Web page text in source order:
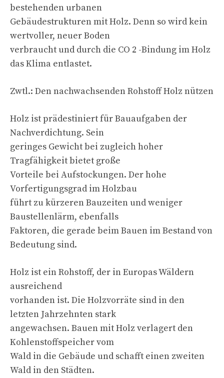
bestehenden urbanen
Gebäudestrukturen mit Holz. Denn so wird kein
wertvoller, neuer Boden
verbraucht und durch die CO 2 -Bindung im Holz
das Klima entlastet.
Zwtl.: Den nachwachsenden Rohstoff Holz nützen
Holz ist prädestiniert für Bauaufgaben der
Nachverdichtung. Sein
geringes Gewicht bei zugleich hoher
Tragfähigkeit bietet große
Vorteile bei Aufstockungen. Der hohe
Vorfertigungsgrad im Holzbau
führt zu kürzeren Bauzeiten und weniger
Baustellenlärm, ebenfalls
Faktoren, die gerade beim Bauen im Bestand von
Bedeutung sind.
Holz ist ein Rohstoff, der in Europas Wäldern
ausreichend
vorhanden ist. Die Holzvorräte sind in den
letzten Jahrzehnten stark
angewachsen. Bauen mit Holz verlagert den
Kohlenstoffspeicher vom
Wald in die Gebäude und schafft einen zweiten
Wald in den Städten.